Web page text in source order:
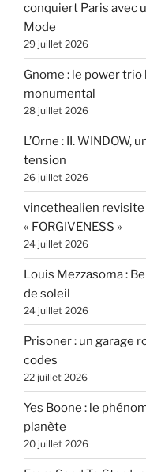
conquiert Paris avec
Mode
29 juillet 2026
Gnome : le power
monumental
28 juillet 2026
L’Orne : II.
tension
26 juillet 2026
vincethealien revisite
« FORGIVENESS »
24 juillet 2026
Louis Mezzasoma :
de soleil
24 juillet 2026
Prisoner : un garage
codes
22 juillet 2026
Yes Boone : le
planète
20 juillet 2026